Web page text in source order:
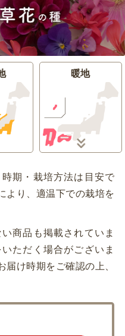
暖地
期・栽培方法は目安で
より、適温下での栽培を
商品も掲載されていま
ただく場合がございま
け時期をご確認の上、